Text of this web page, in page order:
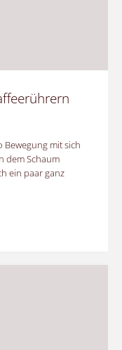
Bewegung mit sich
dem Schaum
ein paar ganz